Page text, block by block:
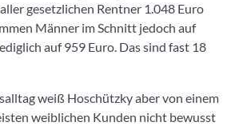
gesetzlichen Rentner 1.048 Euro
Männer im Schnitt jedoch auf
auf 959 Euro. Das sind fast 18
weiß Hoschützky aber von einem
weiblichen Kunden nicht bewusst